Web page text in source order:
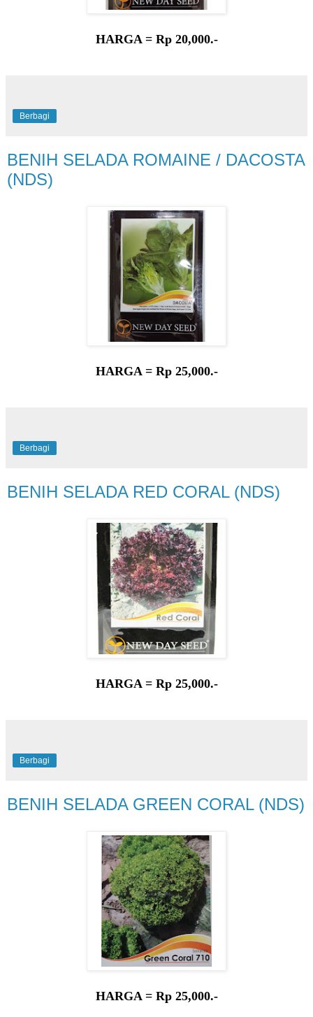
HARGA = Rp 20,000.-
Berbagi
BENIH SELADA ROMAINE / DACOSTA
(NDS)
HARGA = Rp 25,000.-
Berbagi
BENIH SELADA RED CORAL (NDS)
HARGA = Rp 25,000.-
Berbagi
BENIH SELADA GREEN CORAL (NDS)
HARGA = Rp 25,000.-